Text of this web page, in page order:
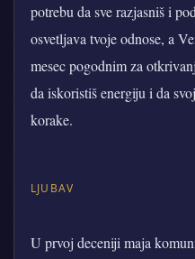
potrebu da sve razjasniš i
osvetljava tvoje odnose, a
mesec pogodnim za
da iskoristiš energiju i da
korake.
LJUBAV
U prvoj deceniji maja